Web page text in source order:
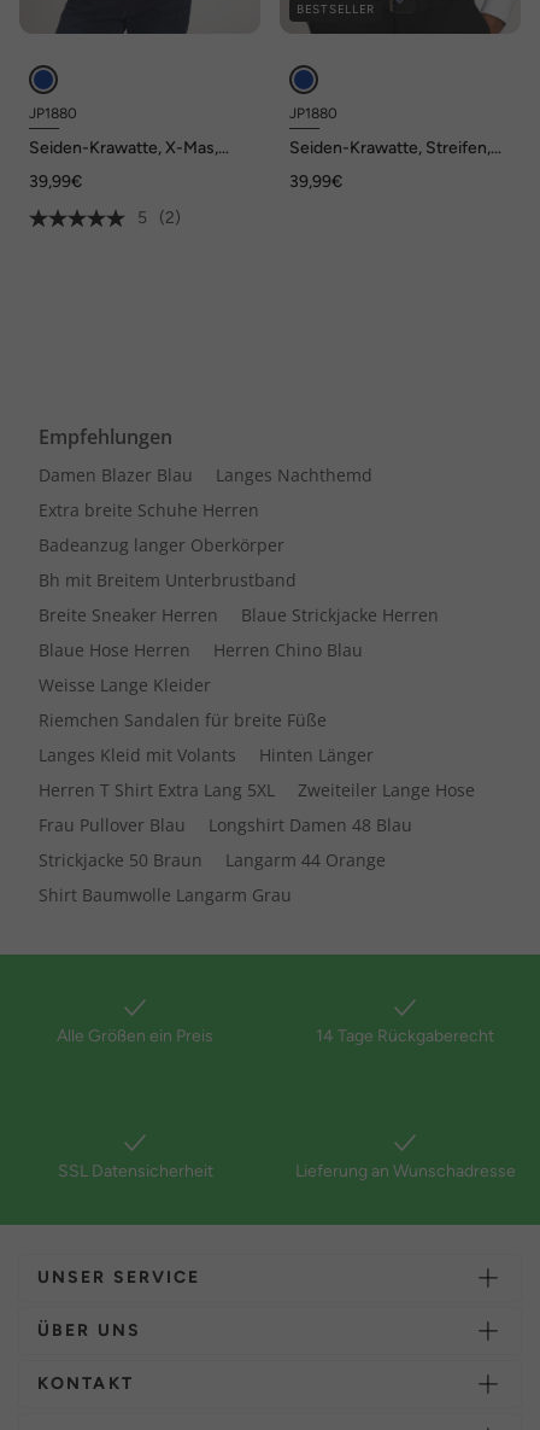
JP1880
Seiden-Krawatte, X-Mas,
cm breit
39,99€
5
(2)
BESTSELLER
JP1880
Seiden-Krawatte, Streifen,
39,99€
Empfehlungen
Damen Blazer Blau
Langes Nachthemd
Extra breite Schuhe Herren
Badeanzug langer Oberkörper
Bh mit Breitem Unterbrustband
Breite Sneaker Herren
Blaue Strickjacke Herren
Blaue Hose Herren
Herren Chino Blau
Weisse Lange Kleider
Riemchen Sandalen für breite Füße
Langes Kleid mit Volants
Hinten Länger
Herren T Shirt Extra Lang 5XL
Zweiteiler Lange Hose
Frau Pullover Blau
Longshirt Damen 48 Blau
Strickjacke 50 Braun
Langarm 44 Orange
Shirt Baumwolle Langarm Grau
Alle Größen ein Preis 14 Tage Rückgaberecht
SSL Datensicherheit Lieferung an Wunschadresse
UNSER SERVICE
ÜBER UNS
KONTAKT